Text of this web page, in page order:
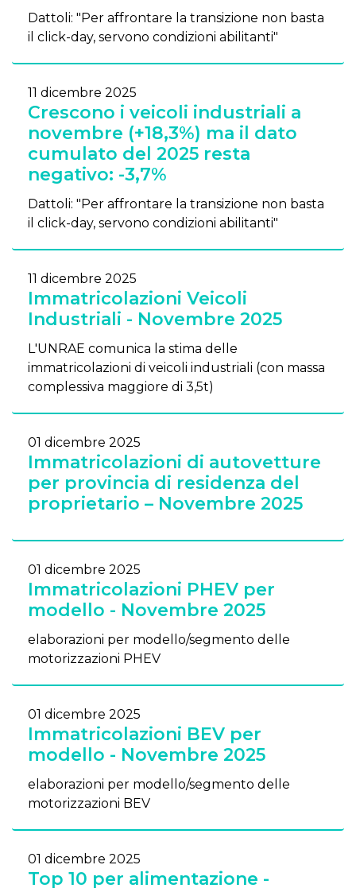
Dattoli: "Per affrontare la transizione non basta
il click-day, servono condizioni abilitanti"
11 dicembre 2025
Crescono i veicoli industriali a
novembre (+18,3%) ma il dato
cumulato del 2025 resta
negativo: -3,7%
Dattoli: "Per affrontare la transizione non basta
il click-day, servono condizioni abilitanti"
11 dicembre 2025
Immatricolazioni Veicoli
Industriali - Novembre 2025
L'UNRAE comunica la stima delle
immatricolazioni di veicoli industriali (con massa
complessiva maggiore di 3,5t)
01 dicembre 2025
Immatricolazioni di autovetture
per provincia di residenza del
proprietario – Novembre 2025
01 dicembre 2025
Immatricolazioni PHEV per
modello - Novembre 2025
elaborazioni per modello/segmento delle
motorizzazioni PHEV
01 dicembre 2025
Immatricolazioni BEV per
modello - Novembre 2025
elaborazioni per modello/segmento delle
motorizzazioni BEV
01 dicembre 2025
Top 10 per alimentazione -